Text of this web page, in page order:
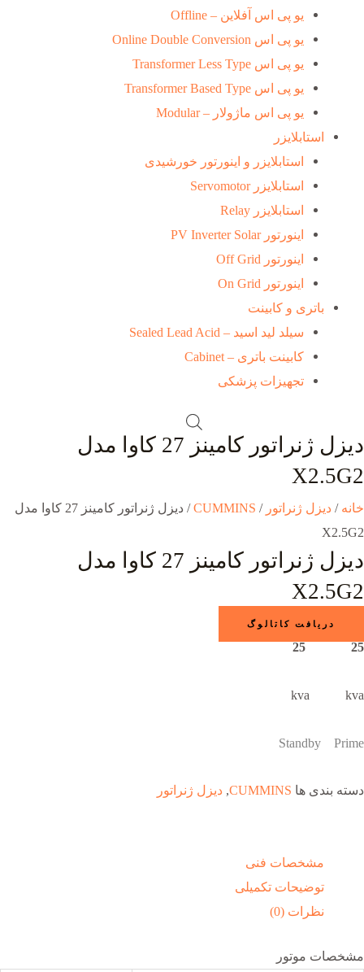
یو پی اس آفلاین – Offline
یو پی اس Online Double Conversion
یو پی اس Transformer Less Type
یو پی اس Transformer Based Type
یو پی اس ماژولار – Modular
استابلایزر
استابلایزر و اینورتور خورشیدی
استابلایزر Servomotor
استابلایزر Relay
اینورتور PV Inverter Solar
اینورتور Off Grid
اینورتور On Grid
باتری و کابینت
سیلد لید اسید – Sealed Lead Acid
کابینت باتری – Cabinet
تجهیزات پزشکی
دیزل ژنراتور کامینز 27 کاوا مدل
X2.5G2
خانه / دیزل ژنراتور /
CUMMINS
/ دیزل ژنراتور کامینز 27 کاوا مدل
X2.5G2
دیزل ژنراتور کامینز 27 کاوا مدل
X2.5G2
دریافت کاتالوگ
25 25
kva kva
Standby Prime
دسته بندی ها CUMMINS
, دیزل ژنراتور
مشخصات فنی
توضیحات تکمیلی
نظرات (0)
مشخصات موتور